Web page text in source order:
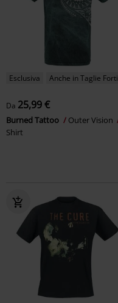
Esclusiva Anche in Taglie Forti
Da 25,99 €
Burned Tattoo Outer Vision
Shirt